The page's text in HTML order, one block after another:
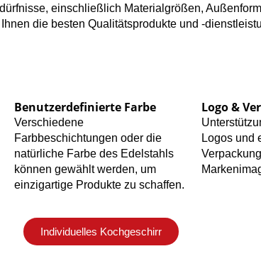
einschließlich Materialgrößen,
die besten Qualitätsprodukte und -
Benutzerdefinierte Farbe
Verschiedene
Farbbeschichtungen oder die
natürliche Farbe des Edelstahls
können gewählt werden, um
einzigartige Produkte zu schaffen.
Logo &
Logos und
Individuelles Kochgeschirr